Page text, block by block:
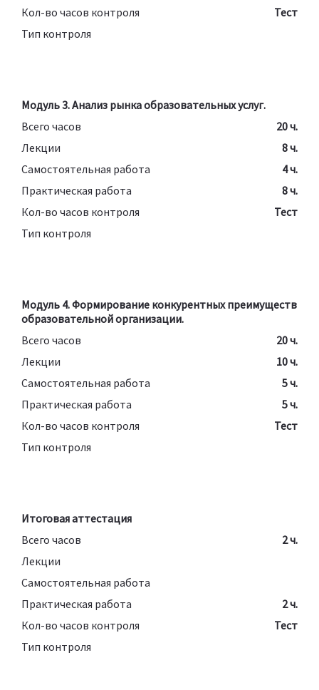
Кол-во часов контроля
Тест
Тип контроля
Модуль 3. Анализ рынка образовательных услуг.
Всего часов
20 ч.
Лекции
8 ч.
Самостоятельная работа
4 ч.
Практическая работа
8 ч.
Кол-во часов контроля
Тест
Тип контроля
Модуль 4. Формирование конкурентных преимуществ
образовательной организации.
Всего часов
20 ч.
Лекции
10 ч.
Самостоятельная работа
5 ч.
Практическая работа
5 ч.
Кол-во часов контроля
Тест
Тип контроля
Итоговая аттестация
Всего часов
2 ч.
Лекции
Самостоятельная работа
Практическая работа
2 ч.
Кол-во часов контроля
Тест
Тип контроля